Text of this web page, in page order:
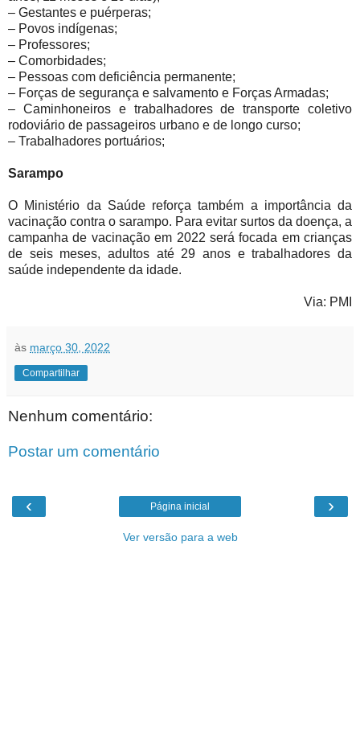
– Gestantes e puérperas;
– Povos indígenas;
– Professores;
– Comorbidades;
– Pessoas com deficiência permanente;
– Forças de segurança e salvamento e Forças Armadas;
– Caminhoneiros e trabalhadores de transporte coletivo
rodoviário de passageiros urbano e de longo curso;
– Trabalhadores portuários;
Sarampo
O Ministério da Saúde reforça também a importância da
vacinação contra o sarampo. Para evitar surtos da doença, a
campanha de vacinação em 2022 será focada em crianças
de seis meses, adultos até 29 anos e trabalhadores da
saúde independente da idade.
Via: PMI
às março 30, 2022
Compartilhar
Nenhum comentário:
Postar um comentário
‹ ›
Página inicial
Ver versão para a web